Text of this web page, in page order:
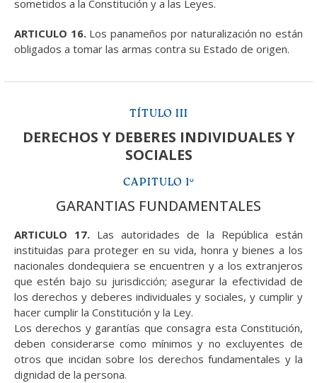
sometidos a la Constitución y a las Leyes.
ARTICULO 16.Los panameños por naturalización no están
obligados a tomar las armas contra su Estado de origen.
TÍTULO III
DERECHOS Y DEBERES INDIVIDUALES Y
SOCIALES
CAPITULO 1°
GARANTIAS FUNDAMENTALES
ARTICULO 17. Las autoridades de la República están
instituidas para proteger en su vida, honra y bienes a los
nacionales dondequiera se encuentren y a los extranjeros
que estén bajo su jurisdicción; asegurar la efectividad de
los derechos y deberes individuales y sociales, y cumplir y
hacer cumplir la Constitución y la Ley.
Los derechos y garantías que consagra esta Constitución,
deben considerarse como mínimos y no excluyentes de
otros que incidan sobre los derechos fundamentales y la
dignidad de la persona.